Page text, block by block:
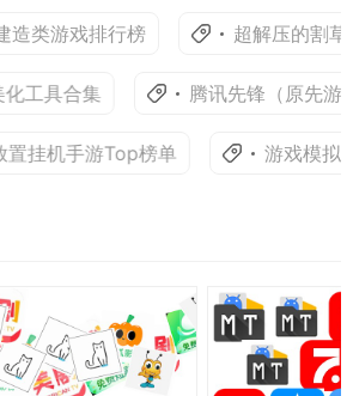
类游戏排行榜 超解压的割草
工具合集 腾讯先锋（原先游
挂机手游Top榜单 游戏模拟器